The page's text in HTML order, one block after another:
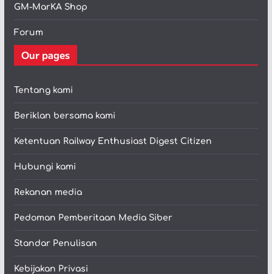
GM-MarKA Shop
Forum
Our pages
Tentang kami
Beriklan bersama kami
Ketentuan Railway Enthusiast Digest Citizen
Hubungi kami
Rekanan media
Pedoman Pemberitaan Media Siber
Standar Penulisan
Kebijakan Privasi